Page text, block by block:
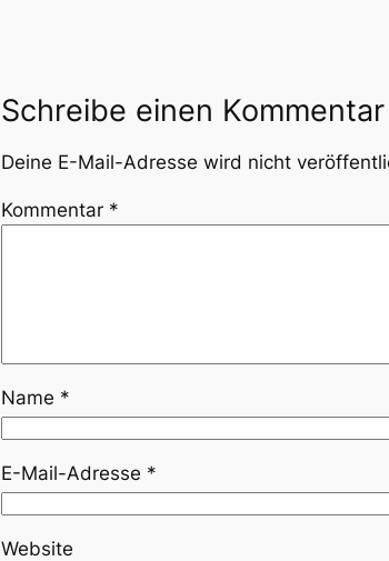
Schreibe einen Kommentar
Deine E-Mail-Adresse wird nicht
Kommentar *
Name *
E-Mail-Adresse *
Website